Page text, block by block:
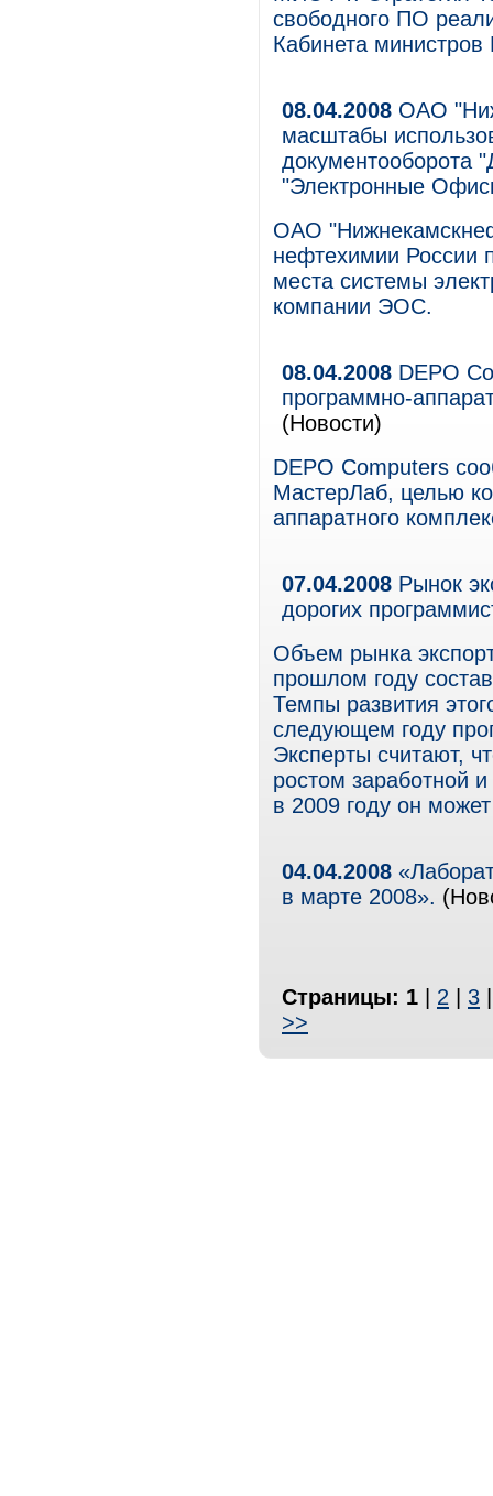
свободного ПО
Кабинета министров
08.04.2008 ОАО
масштабы
документооборота
"Электронные
ОАО
нефтехимии России
места системы
компании ЭОС.
08.04.2008 DEPO
программно-
(Новости)
DEPO Computers
МастерЛаб, целью
аппаратного
07.04.2008 Рынок
дорогих
Объем рынка
прошлом году
Темпы развития
следующем году
Эксперты считают,
ростом заработной
в 2009 году он
04.04.2008
в марте 2008».
Страницы: 1 2 3
>>